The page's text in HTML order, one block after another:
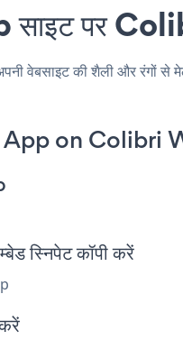
पर
वेबसाइट की शैली और रंगों
on Colibri
स्निपेट कॉपी करें